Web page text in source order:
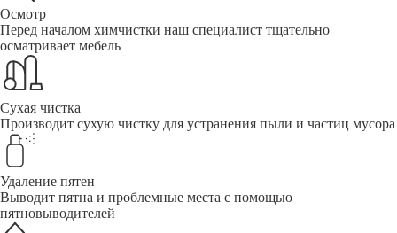
Осмотр
Перед началом химчистки наш специалист тщательно
осматривает мебель
Сухая чистка
Производит сухую чистку для устранения пыли и частиц мусора
Удаление пятен
Выводит пятна и проблемные места с помощью
пятновыводителей